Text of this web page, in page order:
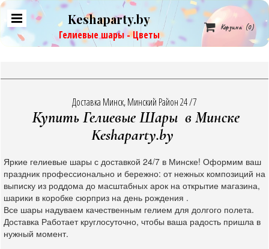
Keshaparty.by
Гелиевые шары - Цветы
 Корзина (0)
Доставка Минск, Минский Район 24 /7
Купить Гелиевые Шары в Минске
Keshaparty.by
Яркие гелиевые шары с доставкой 24/7 в Минске! Оформим ваш
праздник профессионально и бережно: от нежных композиций на
выписку из роддома до масштабных арок на открытие магазина,
шарики в коробке сюрприз на день рождения .
Все шары надуваем качественным гелием для долгого полета.
Доставка Работает круглосуточно, чтобы ваша радость пришла в
нужный момент.